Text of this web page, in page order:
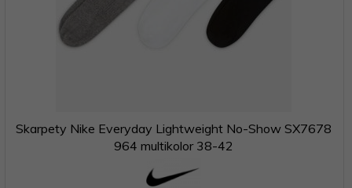
Skarpety Nike Everyday Lightweight No-Show SX7678
964 multikolor 38-42